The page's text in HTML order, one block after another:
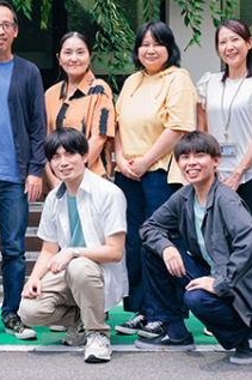
ご支援のお願い アクセ